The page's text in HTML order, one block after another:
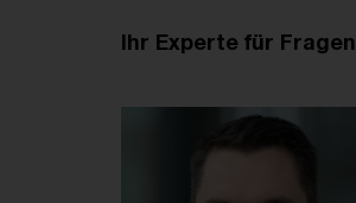
Ihr Experte für Fragen